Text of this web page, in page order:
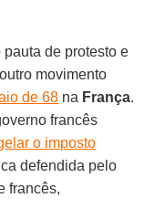
de protesto e
movimento
de 68 na França.
francês
o imposto
defendida pelo
francês,